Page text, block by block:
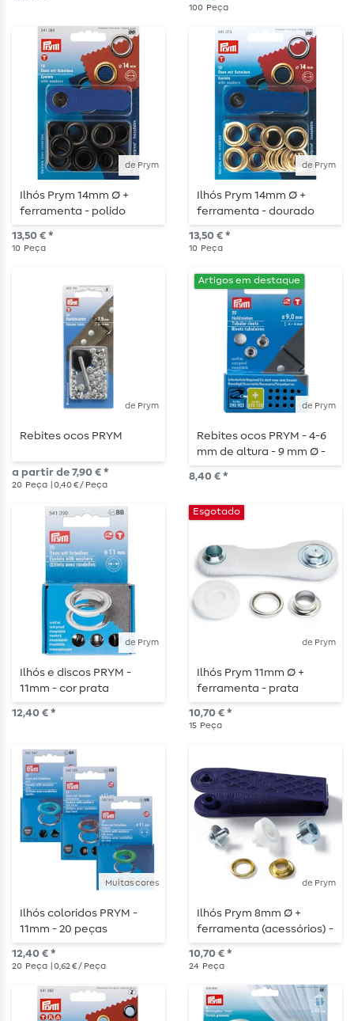
100 Peça
de Prym
Ilhós Prym 14mm Ø +
ferramenta - polido
13,50 € *
10 Peça
de Prym
Ilhós Prym 14mm Ø +
ferramenta - dourado
13,50 € *
10 Peça
de Prym
Rebites ocos PRYM
a partir de 7,90 € *
20 Peça | 0,40 € / Peça
de Prym
Artigos em destaque
Rebites ocos PRYM - 4-6
mm de altura - 9 mm Ø -
cor prata
8,40 € *
de Prym
Ilhós e discos PRYM -
11mm - cor prata
12,40 € *
de Prym
Esgotado
Ilhós Prym 11mm Ø +
ferramenta - prata
10,70 € *
15 Peça
Muitas cores
Ilhós coloridos PRYM -
11mm - 20 peças
12,40 € *
20 Peça | 0,62 € / Peça
de Prym
Ilhós Prym 8mm Ø +
ferramenta (acessórios) -
dourado
10,70 € *
24 Peça